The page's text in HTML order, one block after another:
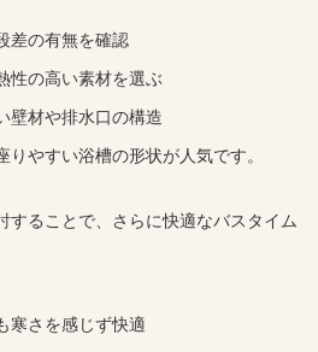
差の有無を確認
性の高い素材を選ぶ
壁材や排水口の構造
やすい浴槽の形状が人気です。
することで、さらに快適なバスタイム
寒さを感じず快適